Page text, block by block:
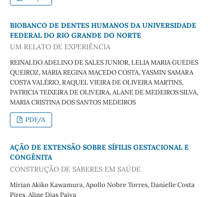
BIOBANCO DE DENTES HUMANOS DA UNIVERSIDADE
FEDERAL DO RIO GRANDE DO NORTE
UM RELATO DE EXPERIÊNCIA
REINALDO ADELINO DE SALES JUNIOR, LELIA MARIA GUEDES
QUEIROZ, MARIA REGINA MACEDO COSTA, YASMIN SAMARA
COSTA VALÉRIO, RAQUEL VIEIRA DE OLIVEIRA MARTINS,
PATRICIA TEIXEIRA DE OLIVEIRA, ALANE DE MEDEIROS SILVA,
MARIA CRISTINA DOS SANTOS MEDEIROS
PDF/A
AÇÃO DE EXTENSÃO SOBRE SÍFILIS GESTACIONAL E
CONGÊNITA
CONSTRUÇÃO DE SABERES EM SAÚDE
Mírian Akiko Kawamura, Apollo Nobre Torres, Danielle Costa
Pires, Aline Dias Paiva